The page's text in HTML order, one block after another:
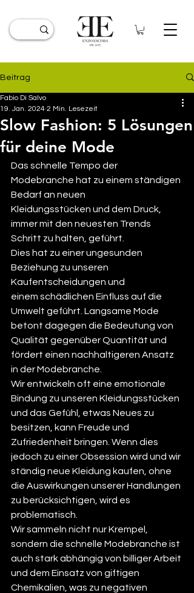
Beitrag
Slow Fashion: 5 Lösungen
für deine Mode
Fabio Di Salvo
19. Jan. 2024 2 Min. Lesezeit
Das schnelle Tempo der
Modebranche hat zu einem ständigen
Bedarf an neuen
Kleidungsstücken und dem Druck,
immer mit den neuesten Trends
Schritt zu halten, geführt.
Dies hat zu einer ungesunden
Beziehung zu unseren
Kaufentscheidungen und
einem schädlichen Einfluss auf die
Umwelt geführt. Langsame Mode
betont dagegen die Bedeutung von
Qualität gegenüber Quantität und
fördert einen nachhaltigeren Ansatz
in der Modebranche.
Wir entwickeln oft eine emotionale
Bindung zu unseren Kleidungsstücken
und das Gefühl, etwas Neues zu
besitzen, kann Freude und
Zufriedenheit bringen. Wenn dies
jedoch zu einer Obsession wird und wir
ständig neue Kleidung kaufen, ohne
die Auswirkungen unserer Handlungen
zu berücksichtigen, wird es
problematisch.
Wir sammeln nicht nur Krempel,
sondern die schnelle Modebranche ist
auch stark abhängig von billiger Arbeit
und dem Einsatz von giftigen
Chemikalien, was zu negativen